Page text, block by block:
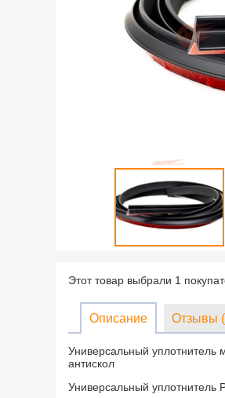
Этот товар выбрали 1
Описание Отзывы
Универсальный
антискол
Универсальный уплотнитель